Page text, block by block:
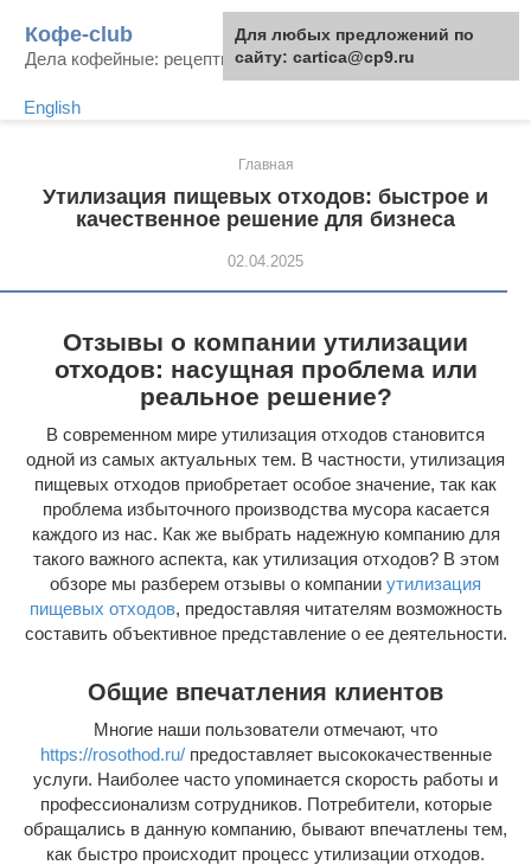
контенту
Кофе-club
Дела кофейные: рецепты и приготовление
English
Главная
Утилизация пищевых отходов: быстрое и
качественное решение для бизнеса
02.04.2025
Отзывы о компании утилизации
отходов: насущная проблема или
реальное решение?
В современном мире утилизация отходов становится
одной из самых актуальных тем. В частности, утилизация
пищевых отходов приобретает особое значение, так как
проблема избыточного производства мусора касается
каждого из нас. Как же выбрать надежную компанию для
такого важного аспекта, как утилизация отходов? В этом
обзоре мы разберем отзывы о компании утилизация
пищевых отходов, предоставляя читателям возможность
составить объективное представление о ее деятельности.
Общие впечатления клиентов
Многие наши пользователи отмечают, что
https://rosothod.ru/предоставляет высококачественные
услуги. Наиболее часто упоминается скорость работы и
профессионализм сотрудников. Потребители, которые
обращались в данную компанию, бывают впечатлены тем,
как быстро происходит процесс утилизации отходов.
Для любых предложений по
сайту: cartica@cp9.ru